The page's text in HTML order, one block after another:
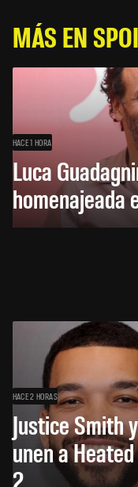
MÁS EN
HACE 1 HORA
Luca
homenajeada
HACE 2 HORAS
Justice Smith
unen a
2